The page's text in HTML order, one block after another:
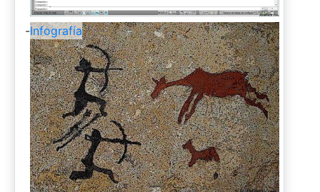
-Infografía